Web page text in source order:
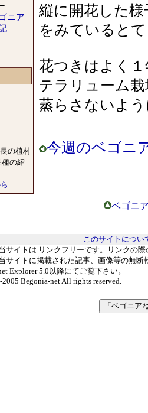
ニア
の植村
の紹
縦に開花した
をみていると
花つきはよく
テラリューム
蒸らさないよ
今週のベゴニ
ベゴニ
このサイトについ
サイトは. リンクフリーです。リンクの
サイトに掲載された記事、画像等の無断
Explorer 5.0以降にてご覧下さい。
Begonia-net All rights reserved.